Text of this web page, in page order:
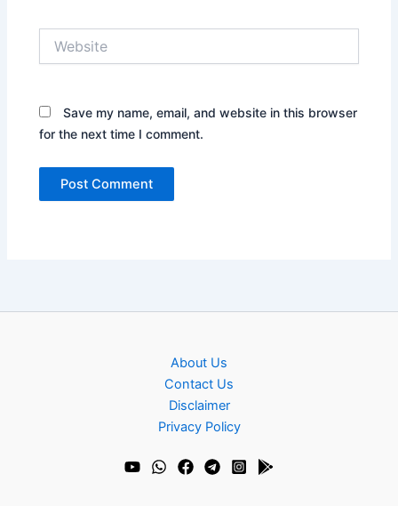
Save my name, email, and website in this browser
for the next time I comment.
About Us
Contact Us
Disclaimer
Privacy Policy